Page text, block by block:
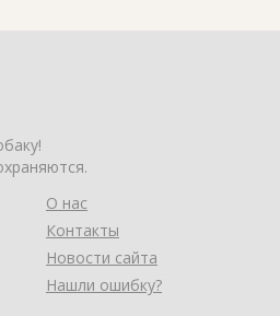
О нас
Контакты
Новости сайта
Нашли ошибку?